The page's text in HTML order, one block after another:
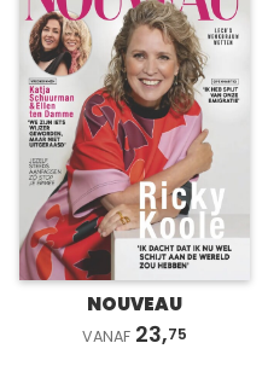
NOUVEAU
VANAF 23,75